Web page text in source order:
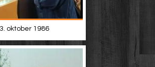
oktober 1986